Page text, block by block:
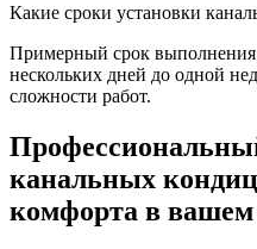
Какие сроки установки
Примерный срок выполнения
нескольких дней до одной
сложности работ.
канальных
комфорта в вашем